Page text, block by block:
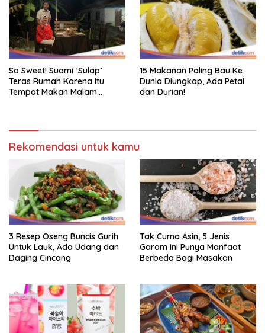
So Sweet! Suami ‘Sulap’
Teras Rumah Karena Itu
Tempat Makan Malam
15 Makanan Paling Bau Ke
Dunia Diungkap, Ada Petai
dan Durian!
Rekomendasi untuk kamu
3 Resep Oseng Buncis Gurih
Untuk Lauk, Ada Udang dan
Daging Cincang
Tak Cuma Asin, 5 Jenis
Garam Ini Punya Manfaat
Berbeda Bagi Masakan